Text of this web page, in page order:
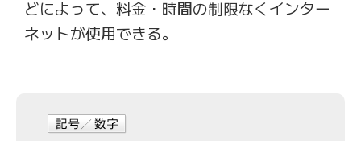
どによって、料金・時間の制限なくインター
ネットが使用できる。